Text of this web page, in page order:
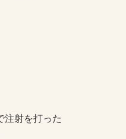
注射を打った